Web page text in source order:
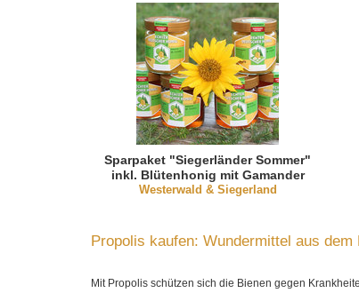
Sparpaket "Siegerländer Sommer"
inkl. Blütenhonig mit Gamander
Westerwald & Siegerland
Propolis kaufen: Wundermittel aus dem
Mit Propolis schützen sich die Bienen gegen